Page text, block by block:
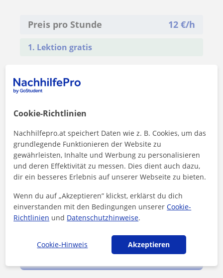
Preis pro Stunde 12€/h
1. Lektion gratis
Durch Klicken auf eine der beiden Schaltflächen stimmen Sie
Nachricht senden
Cookie-Richtlinien
Nachhilfepro.at speichert Daten wie z. B. Cookies, um das
grundlegende Funktionieren der Website zu
gewährleisten, Inhalte und Werbung zu personalisieren
und deren Effektivität zu messen. Dies dient auch dazu,
dir ein besseres Erlebnis auf unserer Webseite zu bieten.
Wenn du auf „Akzeptieren” klickst, erklärst du dich
einverstanden mit den Bedingungen unsererCookie-
Richtlinien und Datenschutzhinweise.
Cookie-Hinweis Akzeptieren